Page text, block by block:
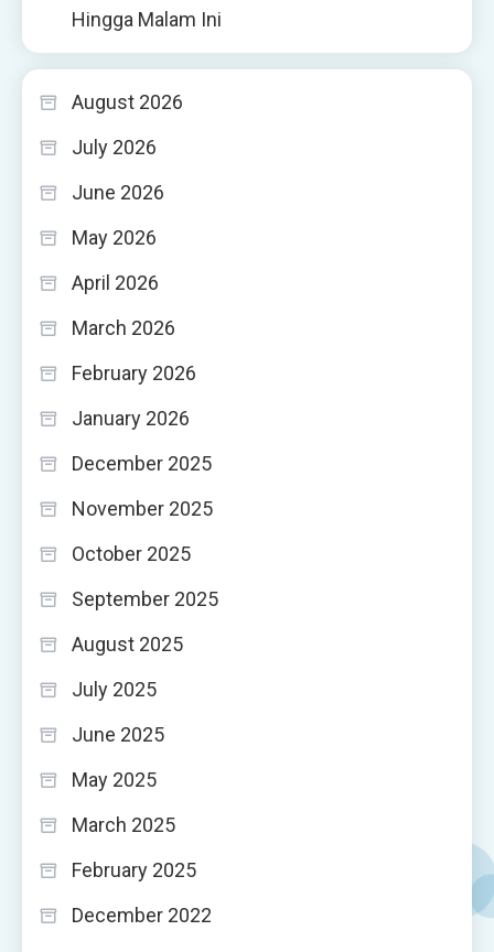
Hingga Malam Ini
August 2026
July 2026
June 2026
May 2026
April 2026
March 2026
February 2026
January 2026
December 2025
November 2025
October 2025
September 2025
August 2025
July 2025
June 2025
May 2025
March 2025
February 2025
December 2022